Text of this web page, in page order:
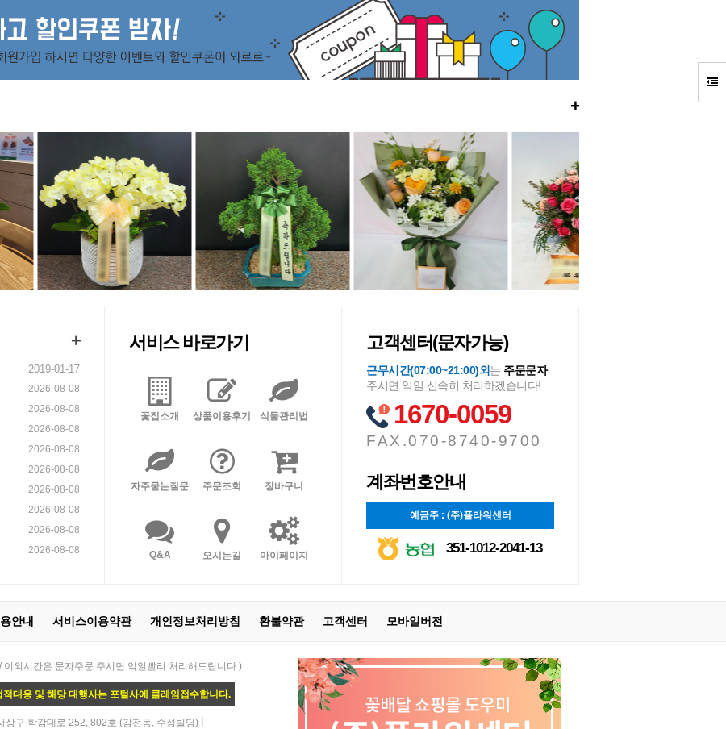
+
+
2019-01-17
2026-08-08
2026-08-08
2026-08-08
2026-08-08
2026-08-08
2026-08-08
2026-08-08
2026-08-08
2026-08-08
서비스 바로가기
꽃집소개 상품이용후기 식물관리법
자주묻는질문 주문조회 장바구니
Q&A 오시는길 마이페이지
고객센터(문자가능)
근무시간(07:00~21:00)외는 주문문자
주시면 익일 신속히 처리하겠습니다!
1670-0059
FAX.070-8740-9700
계좌번호안내
예금주 : (주)플라워센터
351-1012-2041-13
안내 서비스이용약관 개인정보처리방침 환불약관 고객센터 모바일버전
외시간은 문자주문 주시면 익일빨리 처리해드립니다.)
대응 및 해당 대행사는 포털사에 클레임접수합니다.
상구 학감대로 252, 802호 (감전동, 수성빌딩)